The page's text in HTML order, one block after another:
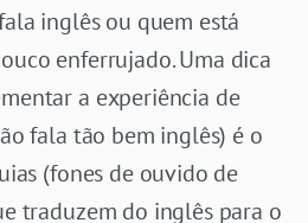
inglês ou quem está
enferrujado. Uma dica
a experiência de
fala tão bem inglês) é o
(fones de ouvido de
traduzem do inglês para o